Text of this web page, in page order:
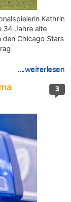
Kathrin
34 Jahre alte
Chicago Stars
....weiterlesen
3